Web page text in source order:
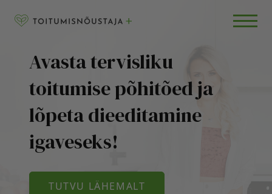
KKK
Avasta tervisliku
toitumise põhitõed ja
lõpeta dieeditamine
igaveseks!
TUTVU LÄHEMALT